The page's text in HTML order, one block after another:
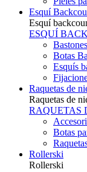
Esquí
Esquí
ESQUÍ
Botas
Esquís
Raquetas de
Raquetas de
RAQUETAS
Botas
Rollerski
Rollerski